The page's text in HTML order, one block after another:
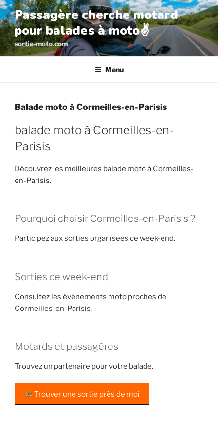
Aller
au
contenu
principal
Passagère cherche motard
pour balades à moto✌️
sortie-moto.com
Menu
Balade moto à Cormeilles-en-Parisis
balade moto à Cormeilles-en-
Parisis
Découvrez les meilleures balade moto à Cormeilles-
en-Parisis.
Pourquoi choisir Cormeilles-en-Parisis ?
Participez aux sorties organisées ce week-end.
Sorties ce week-end
Consultez les événements moto proches de
Cormeilles-en-Parisis.
Motards et passagères
Trouvez un partenaire pour votre balade.
Trouver une sortie près de moi